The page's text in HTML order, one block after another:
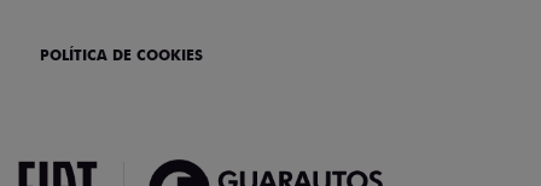
POLÍTICA DE COOKIES